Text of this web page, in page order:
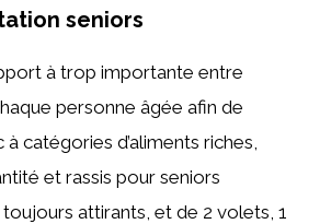
seniors
à trop importante entre
personne âgée afin de
catégories d’aliments riches,
et rassis pour seniors
attirants, et de 2 volets, 1